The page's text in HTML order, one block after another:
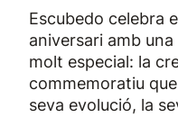
Escubedo celebra
aniversari amb una
molt especial: la
commemoratiu
seva evolució, la